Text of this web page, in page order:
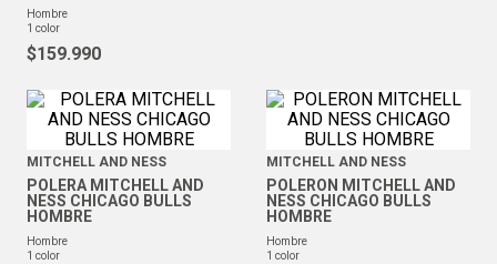
hombre
1 color
$159.990
MITCHELL AND NESS
POLERA MITCHELL AND
NESS CHICAGO BULLS
HOMBRE
hombre
1 color
MITCHELL AND NESS
POLERON MITCHELL AND
NESS CHICAGO BULLS
HOMBRE
hombre
1 color